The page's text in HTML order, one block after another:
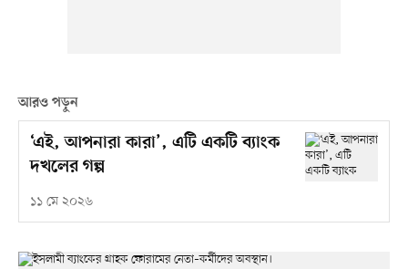
আরও পড়ুন
‘এই, আপনারা কারা’, এটি একটি ব্যাংক
দখলের গল্প
১১ মে ২০২৬